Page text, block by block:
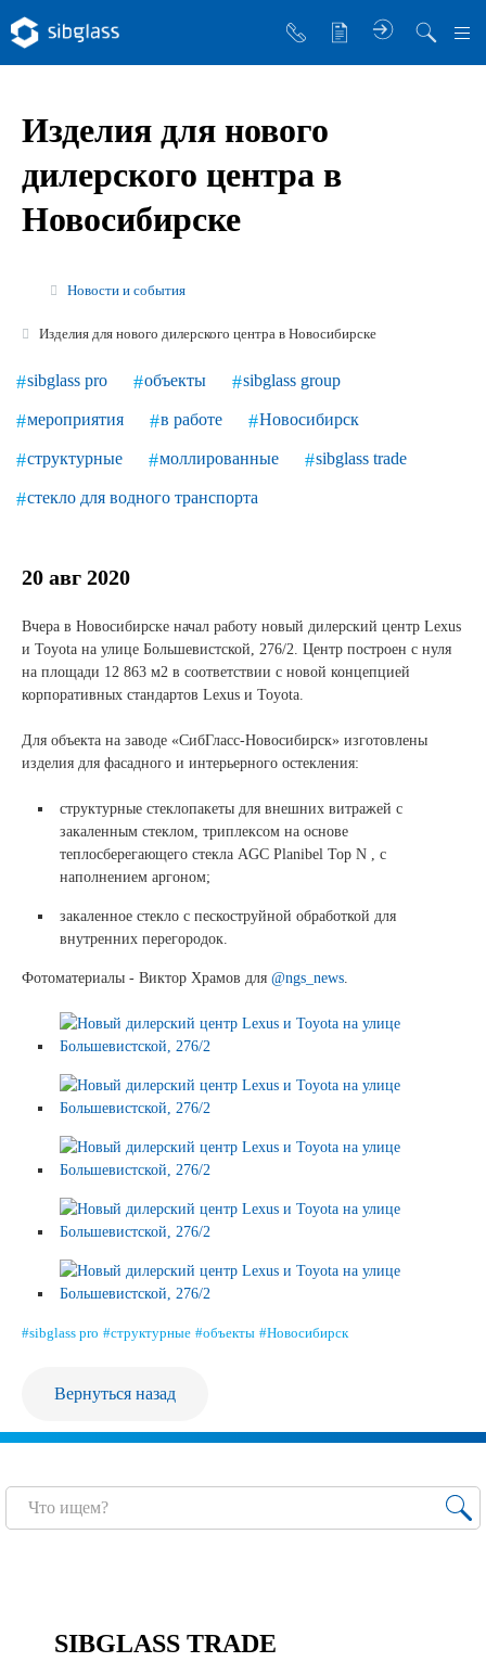
Управляющая компания
Sibglass Trade
Sibglass Pro
Работа в Sibglass
Продукция
Листовое стекло
Стекло для машиностроения
Стекло для мебели, оборудования и бытовой техники
Комплектующие для переработки стекла
Светопрозрачные конструкции для розничных
заказчиков
Сертификаты на продукцию Sibglass Pro
Сертификаты на продукцию Sibglass Trade
ГОСТы, ТУ и другая техническая документация
Проекты
Контакты
+7 (391) 278-77-77
Личный кабинет
Продажа Б/У оборудования
Изделия для нового
дилерского центра в
Новосибирске
Новости и события
Изделия для нового дилерского центра в Новосибирске
20 авг 2020
Вчера в Новосибирске начал работу новый дилерский центр Lexus
и Toyota на улице Большевистской, 276/2. Центр построен с нуля
на площади 12 863 м2 в соответствии с новой концепцией
корпоративных стандартов Lexus и Toyota.
Для объекта на заводе «СибГласс-Новосибирск» изготовлены
изделия для фасадного и интерьерного остекления:
структурные стеклопакеты для внешних витражей с
закаленным стеклом, триплексом на основе
теплосберегающего стекла AGC Planibel Top N , с
наполнением аргоном;
закаленное стекло с пескоструйной обработкой для
внутренних перегородок.
Фотоматериалы - Виктор Храмов для @ngs_news.
#sibglass pro #структурные #объекты #Новосибирск
Вернуться назад
sibglass pro объекты sibglass group
мероприятия в работе Новосибирск
структурные моллированные sibglass trade
стекло для водного транспорта
SIBGLASS TRADE